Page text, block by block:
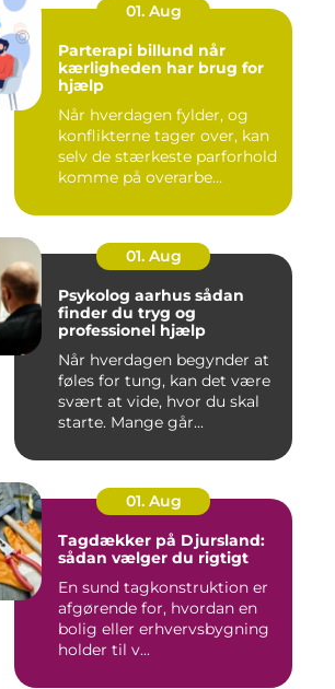
01. Aug
Parterapi billund når
kærligheden har brug for
hjælp
Når hverdagen fylder, og
konflikterne tager over, kan
selv de stærkeste parforhold
komme på overarbe...
01. Aug
Psykolog aarhus sådan
finder du tryg og
professionel hjælp
Når hverdagen begynder at
føles for tung, kan det være
svært at vide, hvor du skal
starte. Mange går...
01. Aug
Tagdækker på Djursland:
sådan vælger du rigtigt
En sund tagkonstruktion er
afgørende for, hvordan en
bolig eller erhvervsbygning
holder til v...